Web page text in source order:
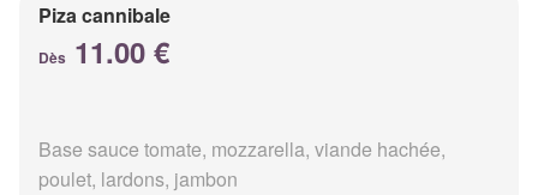
Piza cannibale
Dès 11.00 €
Base sauce tomate, mozzarella, viande hachée,
poulet, lardons, jambon